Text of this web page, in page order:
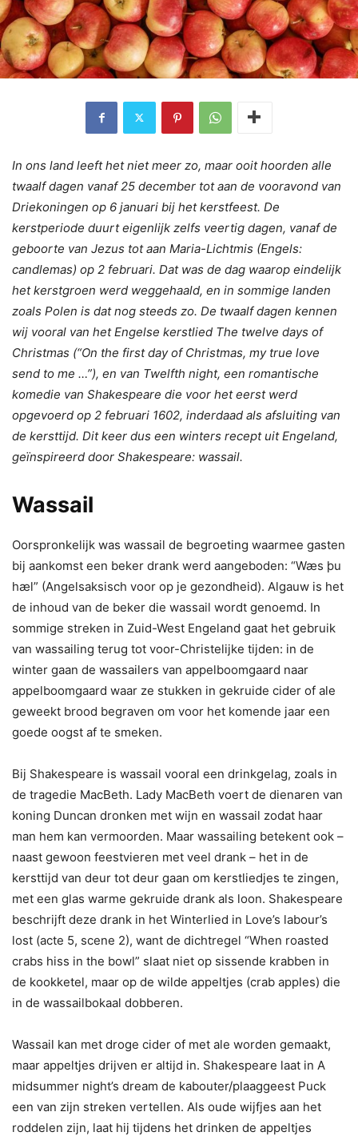
In ons land leeft het niet meer zo, maar ooit hoorden alle
twaalf dagen vanaf 25 december tot aan de vooravond van
Driekoningen op 6 januari bij het kerstfeest. De
kerstperiode duurt eigenlijk zelfs veertig dagen, vanaf de
geboorte van Jezus tot aan Maria-Lichtmis (Engels:
candlemas) op 2 februari. Dat was de dag waarop eindelijk
het kerstgroen werd weggehaald, en in sommige landen
zoals Polen is dat nog steeds zo. De twaalf dagen kennen
wij vooral van het Engelse kerstlied The twelve days of
Christmas (“On the first day of Christmas, my true love
send to me …”), en van Twelfth night, een romantische
komedie van Shakespeare die voor het eerst werd
opgevoerd op 2 februari 1602, inderdaad als afsluiting van
de kersttijd. Dit keer dus een winters recept uit Engeland,
geïnspireerd door Shakespeare: wassail.
Wassail
Oorspronkelijk was wassail de begroeting waarmee gasten
bij aankomst een beker drank werd aangeboden: “Wæs þu
hæl” (Angelsaksisch voor op je gezondheid). Algauw is het
de inhoud van de beker die wassail wordt genoemd. In
sommige streken in Zuid-West Engeland gaat het gebruik
van wassailing terug tot voor-Christelijke tijden: in de
winter gaan de wassailers van appelboomgaard naar
appelboomgaard waar ze stukken in gekruide cider of ale
geweekt brood begraven om voor het komende jaar een
goede oogst af te smeken.
Bij Shakespeare is wassail vooral een drinkgelag, zoals in
de tragedie MacBeth. Lady MacBeth voert de dienaren van
koning Duncan dronken met wijn en wassail zodat haar
man hem kan vermoorden. Maar wassailing betekent ook –
naast gewoon feestvieren met veel drank – het in de
kersttijd van deur tot deur gaan om kerstliedjes te zingen,
met een glas warme gekruide drank als loon. Shakespeare
beschrijft deze drank in het Winterlied in Love’s labour’s
lost (acte 5, scene 2), want de dichtregel “When roasted
crabs hiss in the bowl” slaat niet op sissende krabben in
de kookketel, maar op de wilde appeltjes (crab apples) die
in de wassailbokaal dobberen.
Wassail kan met droge cider of met ale worden gemaakt,
maar appeltjes drijven er altijd in. Shakespeare laat in A
midsummer night’s dream de kabouter/plaaggeest Puck
een van zijn streken vertellen. Als oude wijfjes aan het
roddelen zijn, laat hij tijdens het drinken de appeltjes